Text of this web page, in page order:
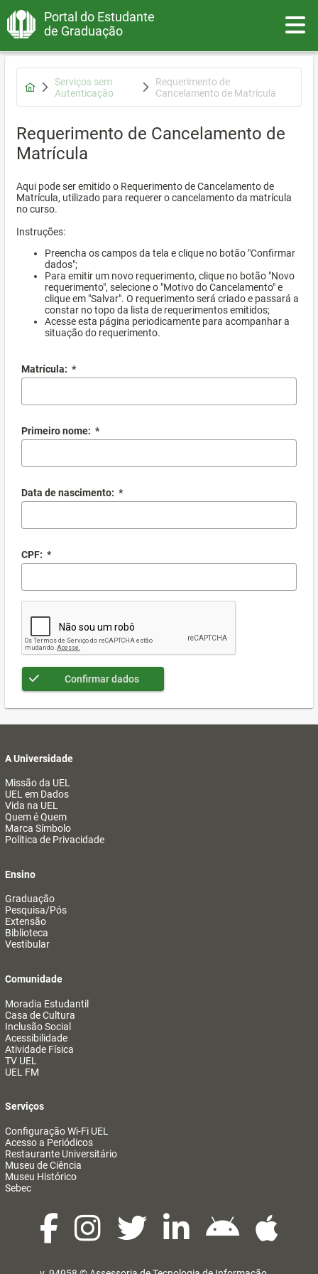
Portal do Estudante
de Graduação
Serviços sem
Autenticação
Requerimento de
Cancelamento de Matrícula
Requerimento de Cancelamento de
Matrícula
Aqui pode ser emitido o Requerimento de Cancelamento de
Matrícula, utilizado para requerer o cancelamento da matrícula
no curso.
Instruções:
Preencha os campos da tela e clique no botão "Confirmar
dados";
Para emitir um novo requerimento, clique no botão "Novo
requerimento", selecione o "Motivo do Cancelamento" e
clique em "Salvar". O requerimento será criado e passará a
constar no topo da lista de requerimentos emitidos;
Acesse esta página periodicamente para acompanhar a
situação do requerimento.
Matrícula: *
Primeiro nome: *
Data de nascimento: *
CPF: *
Confirmar dados
A Universidade
Missão da UEL
UEL em Dados
Vida na UEL
Quem é Quem
Marca Símbolo
Política de Privacidade
Ensino
Graduação
Pesquisa/Pós
Extensão
Biblioteca
Vestibular
Comunidade
Moradia Estudantil
Casa de Cultura
Inclusão Social
Acessibilidade
Atividade Física
TV UEL
UEL FM
Serviços
Configuração Wi-Fi UEL
Acesso a Periódicos
Restaurante Universitário
Museu de Ciência
Museu Histórico
Sebec